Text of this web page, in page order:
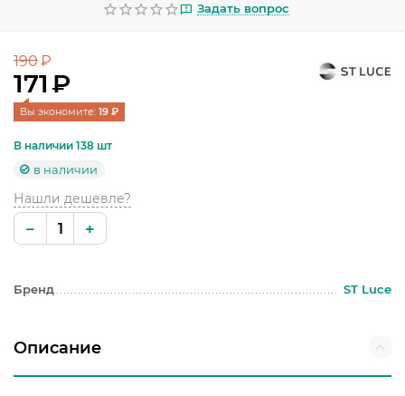
Задать вопрос
190₽
171₽
Вы экономите: 19 ₽
В наличии 138 шт
в наличии
Нашли дешевле?
+
−
Бренд ST Luce
Описание
ЛАМПОЧКИ
ЭЛЕКТРОТОВАРЫ
КОМПЛЕКТУЮЩИЕ
ПРЕДМЕТЫ ИНТЕРЬЕРА